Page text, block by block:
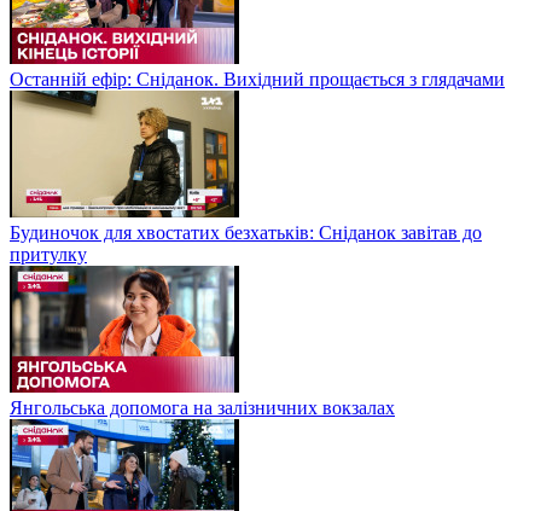
Останній ефір: Сніданок. Вихідний прощається з глядачами
Будиночок для хвостатих безхатьків: Сніданок завітав до
притулку
Янгольська допомога на залізничних вокзалах